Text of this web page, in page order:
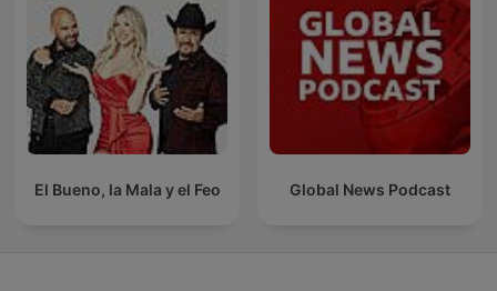
El Bueno, la Mala y el Feo Global News Podcast